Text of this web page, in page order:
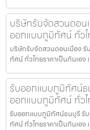
บริษัทรับจัดสวนดอน
ออกแบบภูมิทัศน์ ทั่ว
บริษัทรับจัดสวนดอนเมือง
ทัศน์ ทั่วไทยราคาเป็นกันเอ
รับออกแบบภูมิทัศน์
ออกแบบภูมิทัศน์ ทั่ว
รับออกแบบภูมิทัศน์ธนบุรี รั
ทัศน์ ทั่วไทยราคาเป็นกันเอ